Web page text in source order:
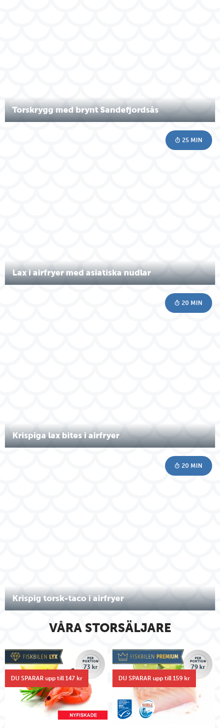
Torskrygg med brynt Sandefjordsås
Lax i airfryer med asiatiska nudlar
25 MIN
Krispiga lax bites i airfryer
20 MIN
Krispig torsk-taco i airfryer
20 MIN
VÅRA STORSÄLJARE
73 kr
DU SPARAR upp till 147 kr
79 kr
DU SPARAR upp till 159 kr